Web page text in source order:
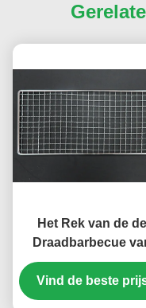
Het Rek van de de
Draadbarbecue
FDA van de
douanegrootte voor
Vind de beste